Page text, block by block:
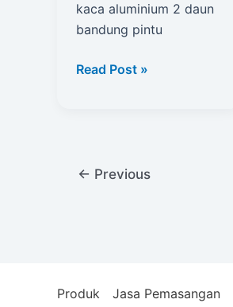
kaca aluminium 2 daun
bandung pintu
pintu
bandung
Read Post »
← Previous
Produk Jasa Pemasangan